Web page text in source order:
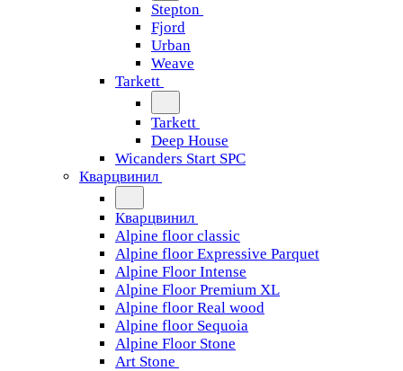
Stepton
Fjord
Urban
Weave
Tarkett
Tarkett
Deep House
Wicanders Start SPC
Кварцвинил
Кварцвинил
Alpine floor classic
Alpine floor Expressive Parquet
Alpine Floor Intense
Alpine Floor Premium XL
Alpine floor Real wood
Alpine floor Sequoia
Alpine Floor Stone
Art Stone